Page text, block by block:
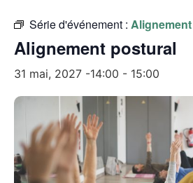
Série d'événement :
Alignement postural
31 mai, 2027 -14:00 - 15:00